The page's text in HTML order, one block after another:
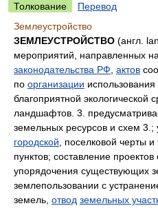
Толкование
Перевод
Землеустройство
ЗЕМЛЕУСТРОЙСТВО (англ.
мероприятий, направленных на
законодательства РФ актов
по организации
благоприятной
ландшафтов. 3.
земельных ресурсов и схем
городской , поселковой черты
пунктов; составление
упорядочения существующих
землепользовании с
земель, отвод земельных